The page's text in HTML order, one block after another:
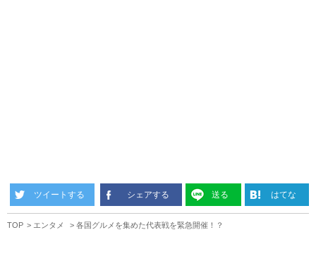
ツイートする シェアする 送る はてな
TOP エンタメ 各国グルメを集めた代表戦を緊急開催！？